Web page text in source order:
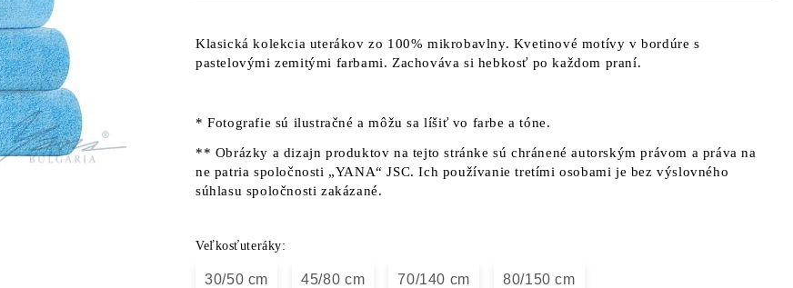
Klasická kolekcia uterákov zo 100% mikrobavlny. Kvetinové motívy v bordúre s
pastelovými zemitými farbami. Zachováva si hebkosť po každom praní.
* Fotografie sú ilustračné a môžu sa líšiť vo farbe a tóne.
** Obrázky a dizajn produktov na tejto stránke sú chránené autorským právom a práva na
ne patria spoločnosti „YANA“ JSC. Ich používanie tretími osobami je bez výslovného
súhlasu spoločnosti zakázané.
Veľkosťuteráky:
30/50 cm 45/80 cm 70/140 cm 80/150 cm